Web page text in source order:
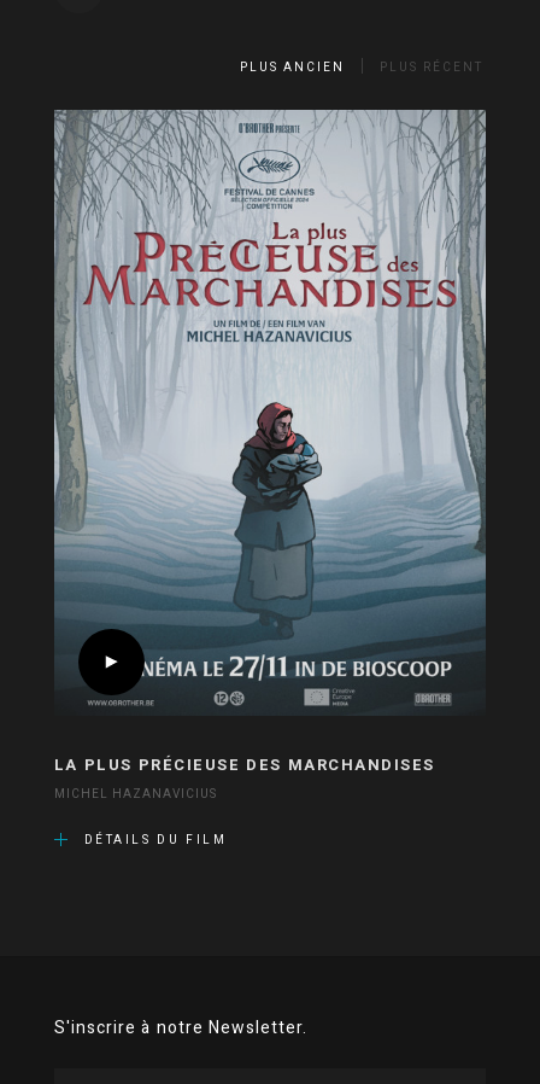
PLUS ANCIEN PLUS RÉCENT
LA PLUS PRÉCIEUSE DES MARCHANDISES
MICHEL HAZANAVICIUS
DÉTAILS DU FILM
S'inscrire à notre Newsletter.